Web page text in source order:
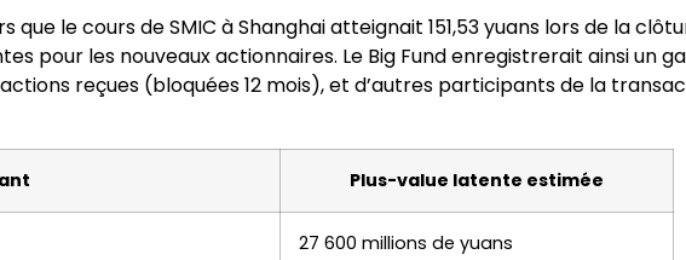
que le cours de SMIC à Shanghai atteignait 151,53 yuans lors de la
pour les nouveaux actionnaires. Le Big Fund enregistrerait ainsi un
reçues (bloquées 12 mois), et d’autres participants de la
Plus-value latente estimée
27 600 millions de yuans